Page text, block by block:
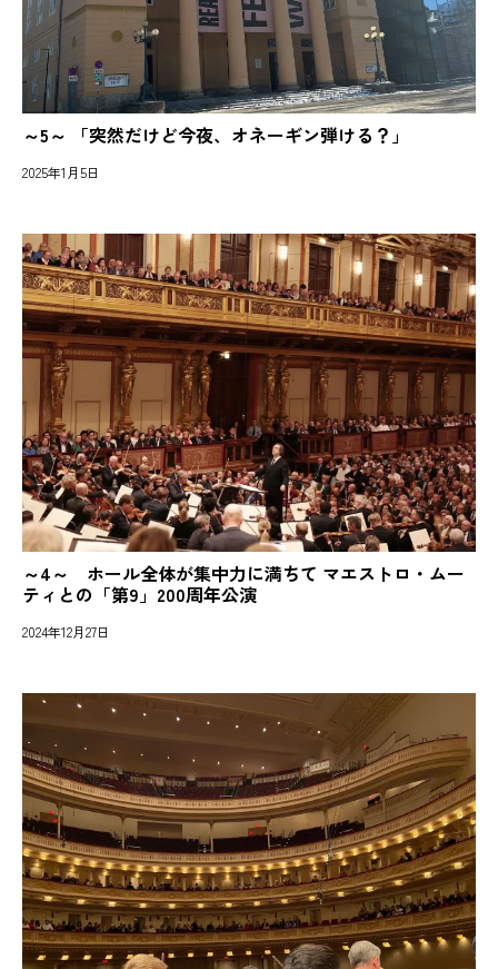
～5～ 「突然だけど今夜、オネーギン弾ける？」
2025年1月5日
～4～ ホール全体が集中力に満ちて マエストロ・ムー
ティとの「第9」200周年公演
2024年12月27日